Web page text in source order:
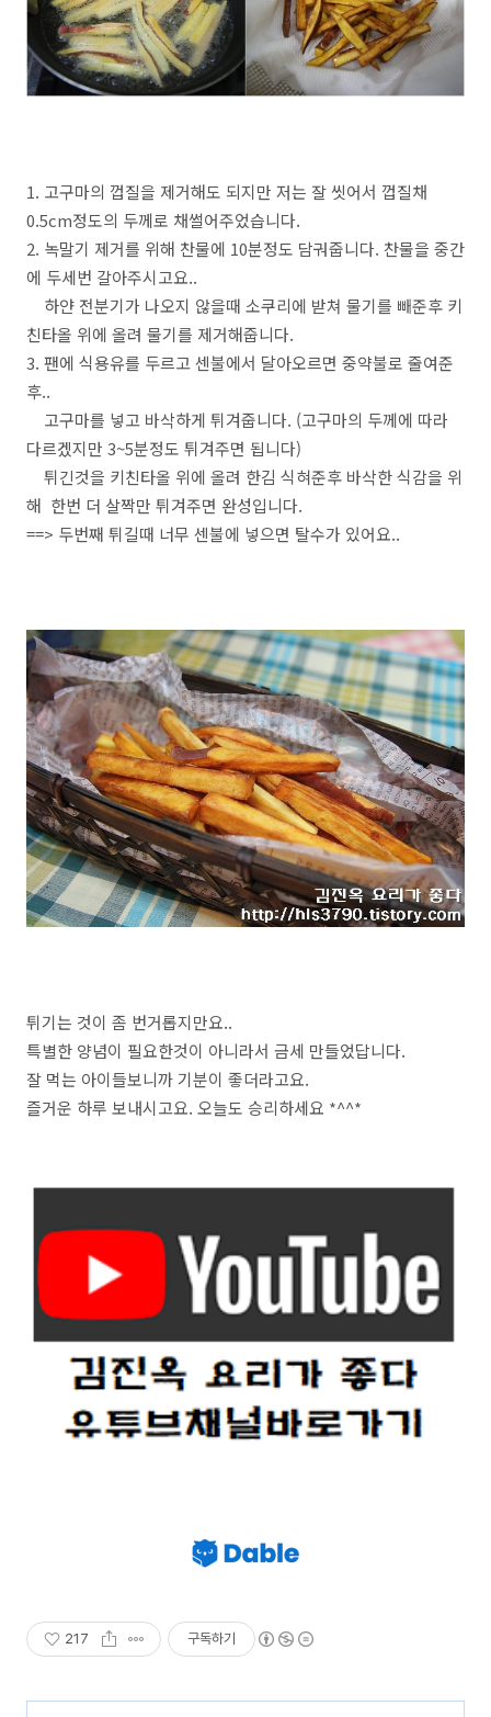
1. 고구마의 껍질을 제거해도 되지만 저는 잘 씻어서 껍질채
0.5cm정도의 두께로 채썰어주었습니다.
2. 녹말기 제거를 위해 찬물에 10분정도 담궈줍니다. 찬물을 중간
에 두세번 갈아주시고요..
하얀 전분기가 나오지 않을때 소쿠리에 받쳐 물기를 빼준후 키
친타올 위에 올려 물기를 제거해줍니다.
3. 팬에 식용유를 두르고 센불에서 달아오르면 중약불로 줄여준
후..
고구마를 넣고 바삭하게 튀겨줍니다. (고구마의 두께에 따라
다르겠지만 3~5분정도 튀겨주면 됩니다)
튀긴것을 키친타올 위에 올려 한김 식혀준후 바삭한 식감을 위
해 한번 더 살짝만 튀겨주면 완성입니다.
==> 두번째 튀길때 너무 센불에 넣으면 탈수가 있어요..
튀기는 것이 좀 번거롭지만요..
특별한 양념이 필요한것이 아니라서 금세 만들었답니다.
잘 먹는 아이들보니까 기분이 좋더라고요.
즐거운 하루 보내시고요. 오늘도 승리하세요 *^^*
217 구독하기